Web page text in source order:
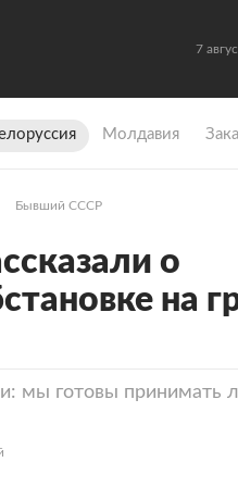
7
Молдавия
Бывший СССР
о
на
мы готовы принимать